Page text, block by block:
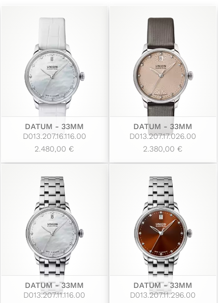
DATUM - 33MM
D013.207.16.116.00
2.480,00 €
DATUM - 33MM
D013.207.17.026.00
2.380,00 €
DATUM - 33MM
D013.207.11.116.00
DATUM - 33MM
D013.207.11.296.00